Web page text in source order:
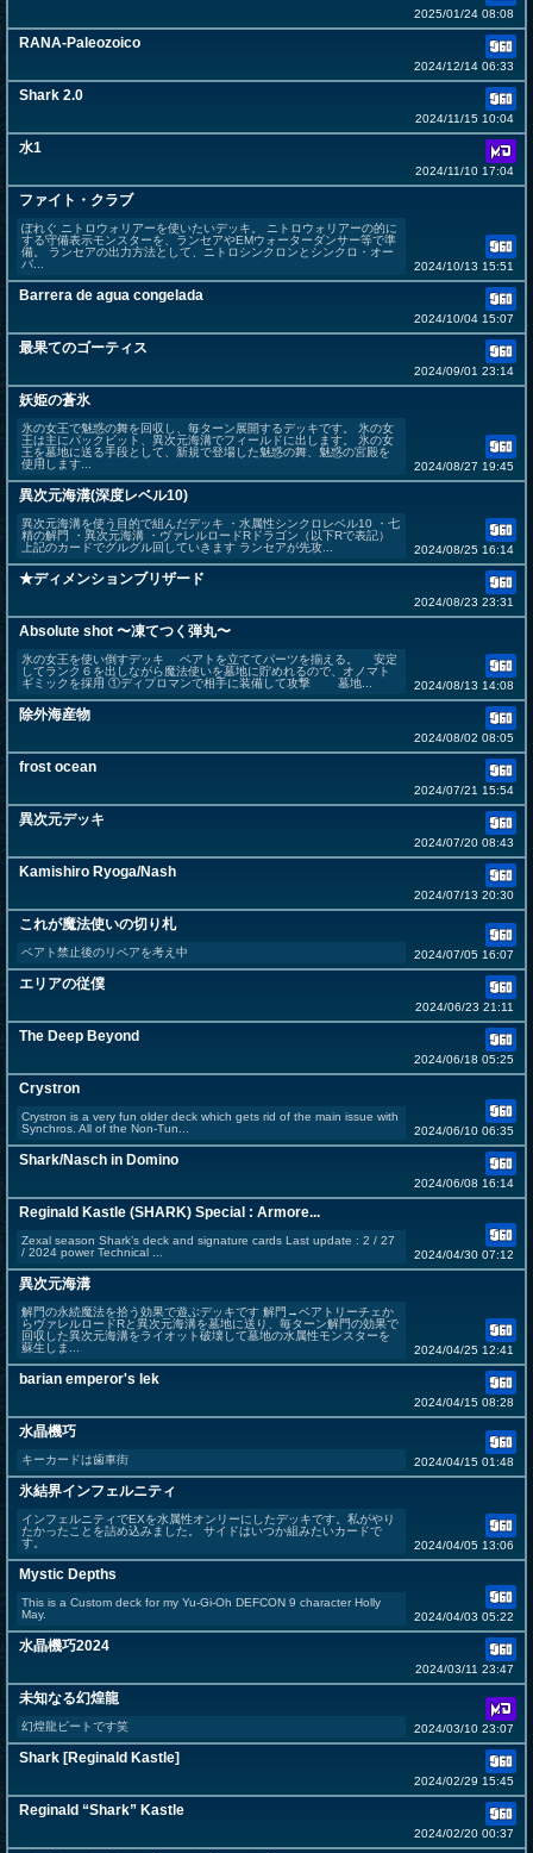
2025/01/24 08:08
RANA-Paleozoico
2024/12/14 06:33
Shark 2.0
2024/11/15 10:04
水1
2024/11/10 17:04
ファイト・クラブ
ぽれぐ ニトロウォリアーを使いたいデッキ。 ニトロウォリアーの的に
する守備表示モンスターを、ランセアやEMウォーターダンサー等で準
備。 ランセアの出力方法として、ニトロシンクロンとシンクロ・オー
バ...
2024/10/13 15:51
Barrera de agua congelada
2024/10/04 15:07
最果てのゴーティス
2024/09/01 23:14
妖姫の蒼氷
氷の女王で魅惑の舞を回収し、毎ターン展開するデッキです。 氷の女
王は主にパックビット、異次元海溝でフィールドに出します。 氷の女
王を墓地に送る手段として、新規で登場した魅惑の舞、魅惑の宮殿を
使用します...
2024/08/27 19:45
異次元海溝(深度レベル10)
異次元海溝を使う目的で組んだデッキ ・水属性シンクロレベル10 ・七
精の解門 ・異次元海溝 ・ヴァレルロードRドラゴン（以下Rで表記）
上記のカードでグルグル回していきます ランセアが先攻...
2024/08/25 16:14
★ディメンションブリザード
2024/08/23 23:31
Absolute shot 〜凍てつく弾丸〜
氷の女王を使い倒すデッキ ベアトを立ててパーツを揃える。 安定
してランク６を出しながら魔法使いを墓地に貯めれるので、オノマト
ギミックを採用 ①ディプロマンで相手に装備して攻撃 墓地...
2024/08/13 14:08
除外海産物
2024/08/02 08:05
frost ocean
2024/07/21 15:54
異次元デッキ
2024/07/20 08:43
Kamishiro Ryoga/Nash
2024/07/13 20:30
これが魔法使いの切り札
ベアト禁止後のリペアを考え中 2024/07/05 16:07
エリアの従僕
2024/06/23 21:11
The Deep Beyond
2024/06/18 05:25
Crystron
Crystron is a very fun older deck which gets rid of the main issue with
Synchros. All of the Non-Tun...
2024/06/10 06:35
Shark/Nasch in Domino
2024/06/08 16:14
Reginald Kastle (SHARK) Special : Armore...
Zexal season Shark’s deck and signature cards Last update : 2 / 27
/ 2024 power Technical ...
2024/04/30 07:12
異次元海溝
解門の永続魔法を拾う効果で遊ぶデッキです 解門→ベアトリーチェか
らヴァレルロードRと異次元海溝を墓地に送り、毎ターン解門の効果で
回収した異次元海溝をライオット破壊して墓地の水属性モンスターを
蘇生しま...
2024/04/25 12:41
barian emperor's lek
2024/04/15 08:28
水晶機巧
キーカードは歯車街 2024/04/15 01:48
氷結界インフェルニティ
インフェルニティでEXを水属性オンリーにしたデッキです。私がやり
たかったことを詰め込みました。 サイドはいつか組みたいカードで
す。
2024/04/05 13:06
Mystic Depths
This is a Custom deck for my Yu-Gi-Oh DEFCON 9 character Holly
May.
2024/04/03 05:22
水晶機巧2024
2024/03/11 23:47
未知なる幻煌龍
幻煌龍ビートです笑 2024/03/10 23:07
Shark [Reginald Kastle]
2024/02/29 15:45
Reginald “Shark” Kastle
2024/02/20 00:37